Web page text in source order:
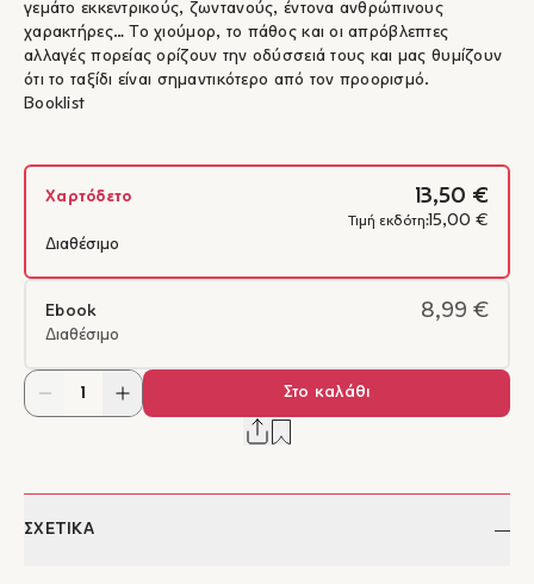
γεμάτο εκκεντρικούς, ζωντανούς, έντονα ανθρώπινους
χαρακτήρες… Το χιούμορ, το πάθος και οι απρόβλεπτες
αλλαγές πορείας ορίζουν την οδύσσειά τους και μας θυμίζουν
ότι το ταξίδι είναι σημαντικότερο από τον προορισμό.
Booklist
Χαρτόδετο 13,50 €
Τιμή εκδότη: 15,00 €
Διαθέσιμο
Ebook 8,99 €
Διαθέσιμο
Στο καλάθι
ΣΧΕΤΙΚΑ